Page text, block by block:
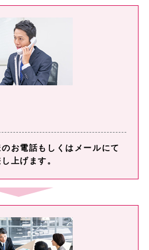
お電話もしくはメールにて
上げます。